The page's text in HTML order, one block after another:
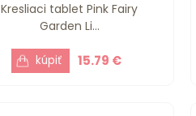
Kresliaci tablet Pink Fairy
Garden Li...
15.79 €